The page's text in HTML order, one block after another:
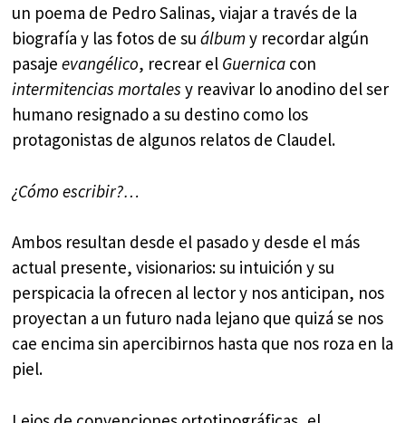
un poema de Pedro Salinas, viajar a través de la
biografía y las fotos de suálbumy recordar algún
pasajeevangélico, recrear el Guernica con
intermitencias mortales y reavivar lo anodino del ser
humano resignado a su destino como los
protagonistas de algunos relatos de Claudel.
¿Cómo escribir?…
Ambos resultan desde el pasado y desde el más
actual presente, visionarios: su intuición y su
perspicacia la ofrecen al lector y nos anticipan, nos
proyectan a un futuro nada lejano que quizá se nos
cae encima sin apercibirnos hasta que nos roza en la
piel.